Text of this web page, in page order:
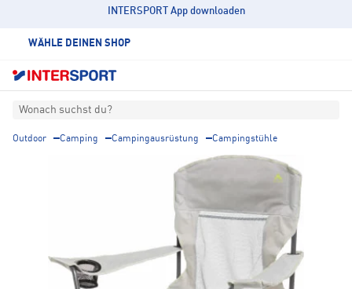
INTERSPORT App downloaden
WÄHLE DEINEN SHOP
Wonach suchst du?
Outdoor Camping Campingausrüstung Campingstühle